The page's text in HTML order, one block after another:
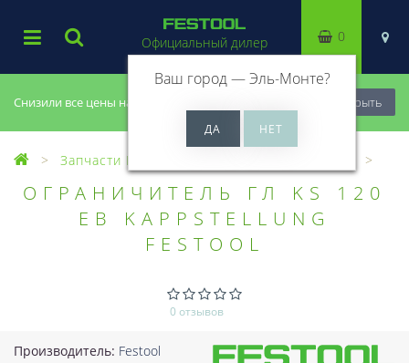
Снизили все цены на 20%, успей купить! Закрыть
Официальный дилер
Ваш город —Эль-Монте?
0
Запчасти Festool
ОГРАНИЧИТЕЛЬ ГЛ KS 120
EB KAPPSTELLUNG
FESTOOL
0 отзывов
Производитель: Festool